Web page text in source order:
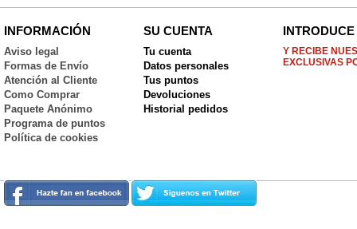
INFORMACIÓN
Aviso legal
Formas de Envío
Atención al Cliente
Como Comprar
Paquete Anónimo
Programa de puntos
Política de cookies
SU CUENTA
Tu cuenta
Datos personales
Tus puntos
Devoluciones
Historial pedidos
Y RECIBE
EXCLUSIVAS